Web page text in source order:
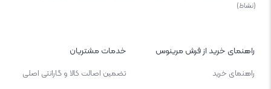
(نشاط)
راهنمای خرید از فرش مرینوس
راهنمای خرید
خدمات مشتریان
تضمین اصالت کالا و گارانتی اصلی